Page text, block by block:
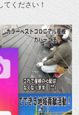
ください！